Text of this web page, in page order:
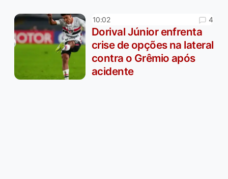
10:02 4
Dorival Júnior enfrenta
crise de opções na lateral
contra o Grêmio após
acidente